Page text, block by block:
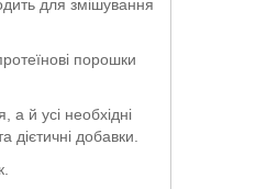
для змішування
порошки
й усі необхідні
добавки.